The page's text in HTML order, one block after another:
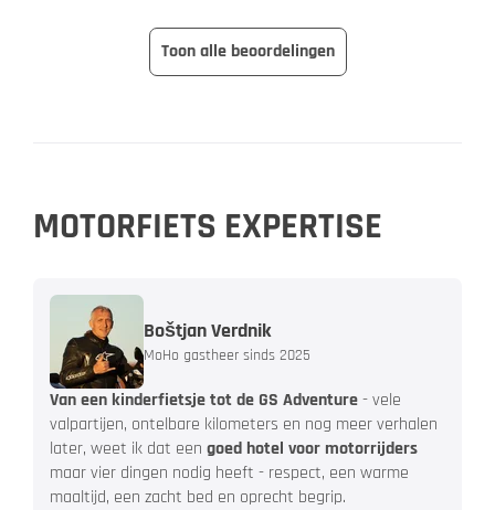
Toon alle beoordelingen
MOTORFIETS EXPERTISE
Boštjan Verdnik
MoHo gastheer sinds 2025
Van een kinderfietsje tot de GS Adventure- vele
valpartijen, ontelbare kilometers en nog meer verhalen
later, weet ik dat een goed hotel voor motorrijders
maar vier dingen nodig heeft - respect, een warme
maaltijd, een zacht bed en oprecht begrip.